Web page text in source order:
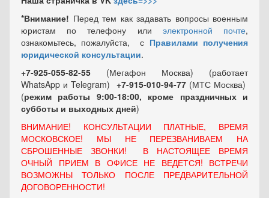
*Внимание! Перед тем как задавать вопросы военным
юристам по телефону или электронной почте,
ознакомьтесь, пожалуйста, с Правилами получения
юридической консультации.
+7-925-055-82-55 (Мегафон Москва) (работает
WhatsApp и Telegram) +7-915-010-94-77 (МТС Москва)
(режим работы 9:00-18:00, кроме праздничных и
субботы и выходных дней)
ВНИМАНИЕ! КОНСУЛЬТАЦИИ ПЛАТНЫЕ, ВРЕМЯ
МОСКОВСКОЕ! МЫ НЕ ПЕРЕЗВАНИВАЕМ НА
СБРОШЕННЫЕ ЗВОНКИ! В НАСТОЯЩЕЕ ВРЕМЯ
ОЧНЫЙ ПРИЕМ В ОФИСЕ НЕ ВЕДЕТСЯ! ВСТРЕЧИ
ВОЗМОЖНЫ ТОЛЬКО ПОСЛЕ ПРЕДВАРИТЕЛЬНОЙ
ДОГОВОРЕННОСТИ!